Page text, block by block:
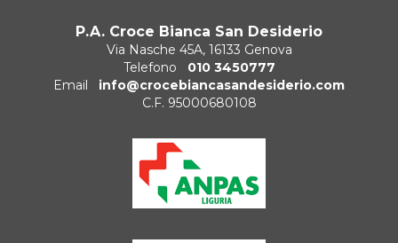
P.A. Croce Bianca San Desiderio
Via Nasche 45A, 16133 Genova
Telefono 010 3450777
Email info@crocebiancasandesiderio.com
C.F. 95000680108